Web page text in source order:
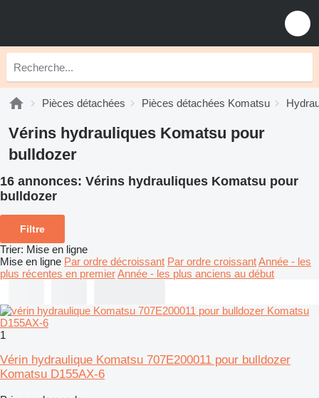
Pièces détachées Pièces détachées Komatsu
Vérins hydrauliques Komatsu pour
bulldozer
16 annonces: Vérins hydrauliques Komatsu pour
bulldozer
Filtre
Trier: Mise en ligne
Mise en ligne Par ordre décroissant Par ordre croissantAnnée - les
plus récentes en premierAnnée - les plus anciens au début
1
Vérin hydraulique Komatsu 707E200011 pour bulldozer
Komatsu D155AX-6